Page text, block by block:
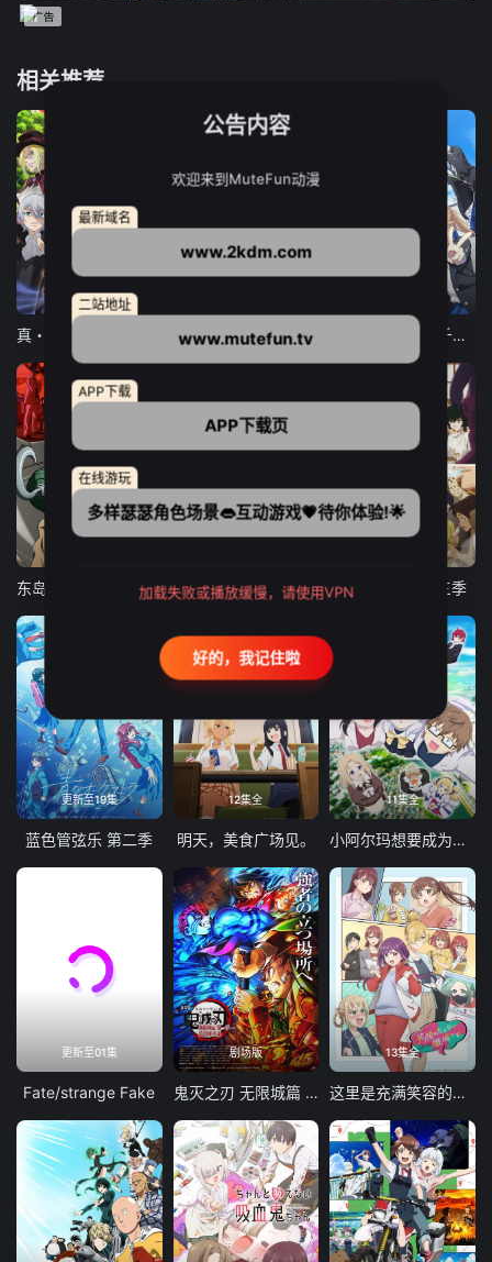
相关推荐
12集全
东京猫猫 NEW～♡ 弹珠汽水瓶里的千岁同学
东岛丹三郎想成为假面骑士 古诺希亚 致不灭的你 第三季
更新至19集
蓝色管弦乐 第二季
12集全
明天，美食广场见。
11集全
小阿尔玛想要成为家人
更新至01集
Fate/strange Fake
剧场版
鬼灭之刃 无限城篇 第一章 猗窝座再袭
13集全
这里是充满笑容的职场。
公告内容
欢迎来到MuteFun动漫
最新域名
www.2kdm.com
二站地址
www.mutefun.tv
APP下载
APP下载页
在线游玩
多样瑟瑟角色场景👄互动游戏💗待你体验!🌟
加载失败或播放缓慢，请使用VPN
好的，我记住啦